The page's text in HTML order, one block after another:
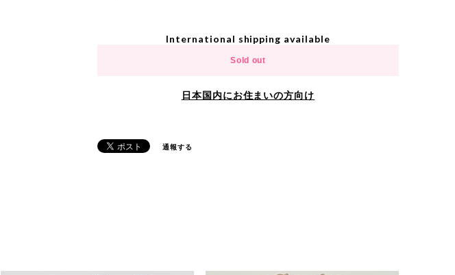
International shipping available
Sold out
日本国内にお住まいの方向け
通報する